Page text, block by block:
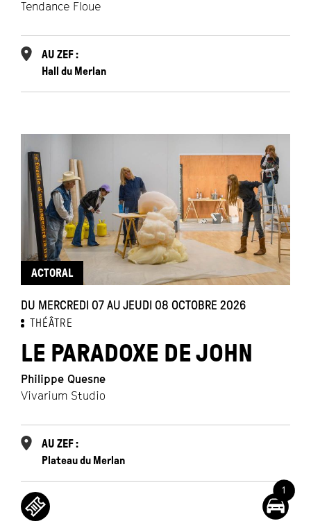
Tendance Floue
AU ZEF :
Hall du Merlan
ACTORAL
DU MERCREDI 07 AU JEUDI 08 OCTOBRE 2026
THÉÂTRE
LE PARADOXE DE JOHN
Philippe Quesne
Vivarium Studio
AU ZEF :
Plateau du Merlan
1